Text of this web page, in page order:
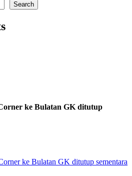
Search
ke Bulatan GK ditutup